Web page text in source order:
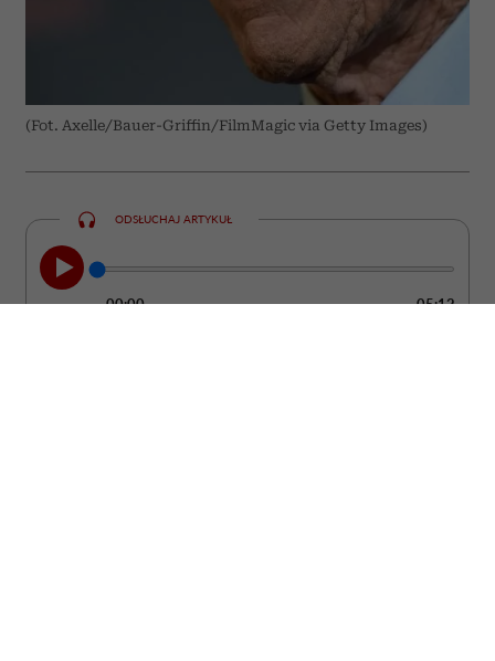
(Fot. Axelle/Bauer-Griffin/FilmMagic via Getty Images)
ODSŁUCHAJ ARTYKUŁ
00:00 05:12